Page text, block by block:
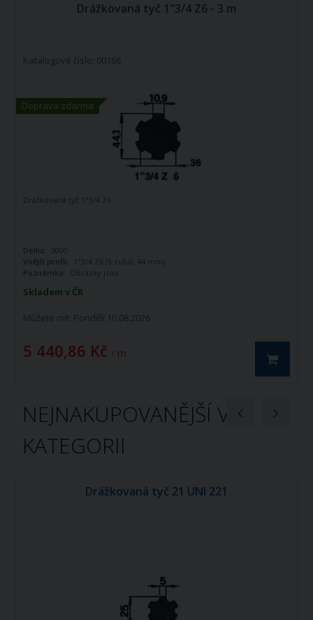
Drážkovaná tyč 1"3/4 Z6 - 3 m
Doprava zdarma
Katalogové číslo: 00166
Skladem v ČR
Můžete mít: Pondělí 10.08.2026
5 440,86 Kč / m
Drážkovaná tyč 1"3/4 Z6
Délka:
Vnější profil:
1"3/4 Z6 (6 zubů, 44 mm)
Poznámka:
Obrázky jsou
NEJNAKUPOVANĚJŠÍ V
KATEGORII
Drážkovaná tyč 21 UNI 221